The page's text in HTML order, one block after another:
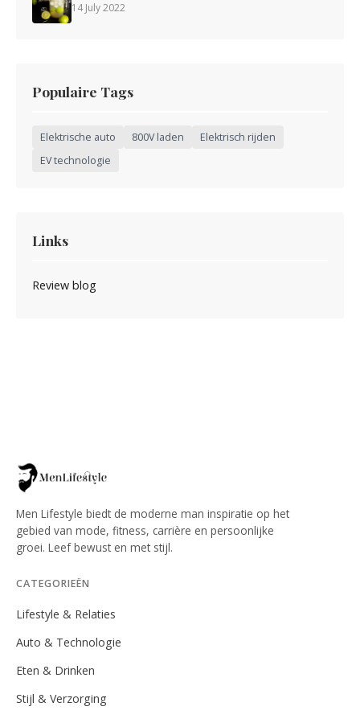
14 July 2022
Populaire Tags
Elektrische auto 800V laden
Elektrisch rijden
EV technologie
Links
Review blog
Men Lifestyle biedt de moderne man inspiratie op het
gebied van mode, fitness, carrière en persoonlijke
groei. Leef bewust en met stijl.
CATEGORIEËN
Lifestyle & Relaties
Auto & Technologie
Eten & Drinken
Stijl & Verzorging